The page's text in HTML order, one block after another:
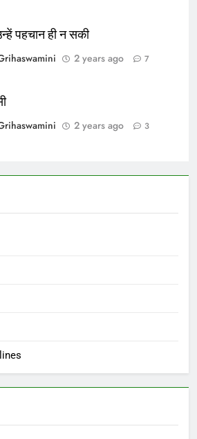
पहचान ही न सकी
2 years ago 7
2 years ago 3